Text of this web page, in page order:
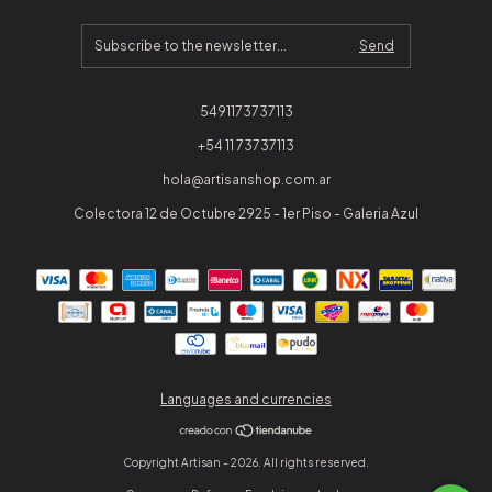
5491173737113
+54 11 73737113
hola@artisanshop.com.ar
Colectora 12 de Octubre 2925 - 1er Piso - Galeria Azul
Languages and currencies
Copyright Artisan - 2026. All rights reserved.